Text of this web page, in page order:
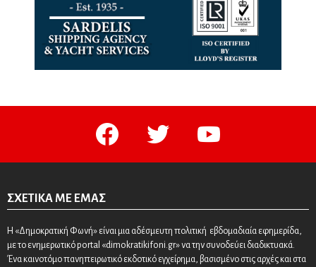
facebook twitter youtube
ΣΧΕΤΙΚΆ ΜΕ ΕΜΆΣ
Η «Δημοκρατική Φωνή» είναι μια αδέσμευτη πολιτική εβδομαδιαία εφημερίδα,
με το ενημερωτικό portal «dimokratikifoni.gr» να την συνοδεύει διαδικτυακά.
Ένα καινοτόμο πανηπειρωτικό εκδοτικό εγχείρημα, βασισμένο στις αρχές και στα